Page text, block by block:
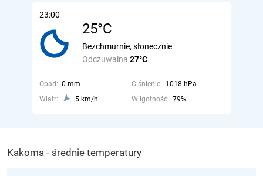
23:00
25°C
Odczuwalna 27°C
Bezchmurnie, słonecznie
Opad: 0 mm Ciśnienie: 1018 hPa
Wiatr:
5 km/h Wilgotność: 79%
Kakoma - średnie temperatury